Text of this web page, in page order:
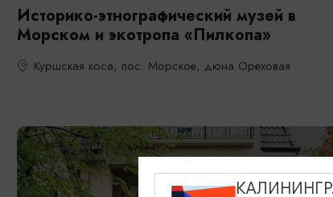
Историко-этнографический музей в
Морском и экотропа «Пилкопа»
Куршская коса, пос. Морское, дюна Ореховая